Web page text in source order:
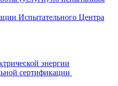
Испытательного Центра
энергии
сертификации